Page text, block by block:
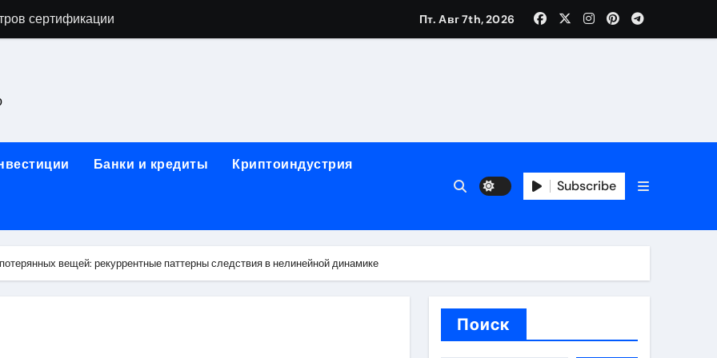
бра в виде факела с эффектом старины
и электрооборудование для ногтевого сервиса, наращивания ресниц и депиляции
работы на объектах культурного наследия
одежды: джемперы, брюки, куртки
от проектной документации до противопожарных мероприятий и обустройства мест отдыха
Пт. Авг 7th, 2026
Банки и кредиты Криптоиндустрия
Subscribe
вещей: рекуррентные паттерны следствия в нелинейной динамике
Поиск